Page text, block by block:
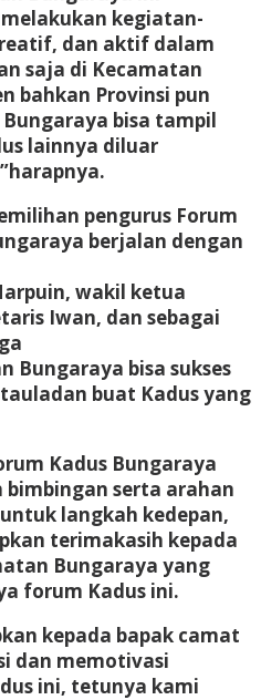
kegiatan-
dan aktif dalam
saja di Kecamatan
bahkan Provinsi pun
bisa tampil
lainnya diluar
pengurus Forum
berjalan dengan
wakil ketua
Iwan, dan sebagai
Bungaraya bisa sukses
buat Kadus yang
Kadus Bungaraya
serta arahan
langkah kedepan,
terimakasih kepada
Bungaraya yang
forum Kadus ini.
kepada bapak camat
dan memotivasi
ini, tetunya kami